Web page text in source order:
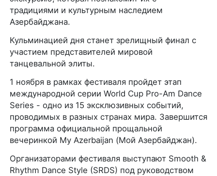
традициями и культурным наследием
Азербайджана.
Кульминацией дня станет зрелищный финал с
участием представителей мировой
танцевальной элиты.
1 ноября в рамках фестиваля пройдет этап
международной серии World Cup Pro-Am Dance
Series - одно из 15 эксклюзивных событий,
проводимых в разных странах мира. Завершится
программа официальной прощальной
вечеринкой My Azerbaijan (Мой Азербайджан).
Организаторами фестиваля выступают Smooth &
Rhythm Dance Style (SRDS) под руководством